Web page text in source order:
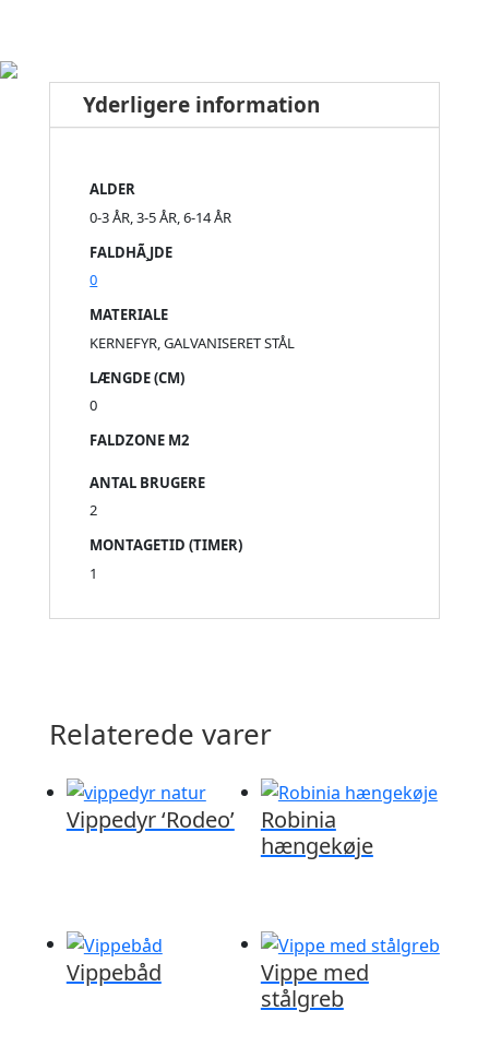
Yderligere information
ALDER
0-3 ÅR, 3-5 ÅR, 6-14 ÅR
FALDHÃ¸JDE
0
MATERIALE
KERNEFYR, GALVANISERET STÅL
LÆNGDE (CM)
0
FALDZONE M2
ANTAL BRUGERE
2
MONTAGETID (TIMER)
1
Relaterede varer
Vippedyr ‘Rodeo’
Robinia
hængekøje
Vippebåd
Vippe med
stålgreb